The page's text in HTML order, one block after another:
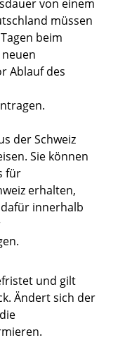
von einem
müssen
beim
Ablauf des
der Schweiz
Sie können
für
erhalten,
innerhalb
und gilt
Ändert sich der